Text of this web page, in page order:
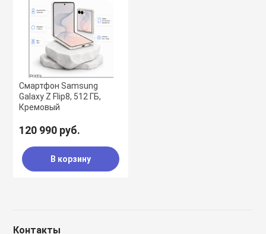
Смартфон Samsung
Galaxy Z Flip8, 512 ГБ,
Кремовый
120 990 руб.
В корзину
Контакты